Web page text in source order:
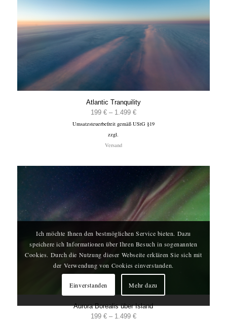
Atlantic Tranquility
199 € – 1.499 €Preisspanne:
199 €
Umsatzsteuerbefreit gemäß UStG §19
zzgl.
Versand
Aurora Borealis über Island
199 € – 1.499 €Preisspanne:
Ich möchte Ihnen den bestmöglichen Service bieten. Dazu
speichere ich Informationen über Ihren Besuch in sogenannten
Cookies. Durch die Nutzung dieser Webseite erklären Sie sich mit
der Verwendung von Cookies einverstanden.
Einverstanden Mehr dazu